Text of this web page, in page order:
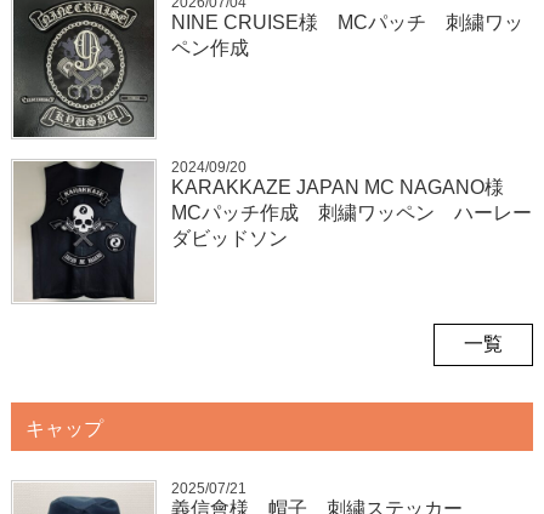
NINE CRUISE様 MCパッチ 刺繍ワッ
ペン作成
2024/09/20
KARAKKAZE JAPAN MC NAGANO様
MCパッチ作成 刺繍ワッペン ハーレー
ダビッドソン
一覧
キャップ
2025/07/21
義信會様 帽子 刺繍ステッカー